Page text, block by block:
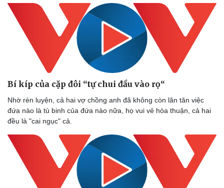
Văn hóa
Sân khấu - Điện ảnh
Văn học
Âm nhạc
Di sản
Nghệ sĩ
Thời trang
Sao Việt
Bí kíp của cặp đôi “tự chui đầu vào rọ“
Nhờ rèn luyện, cả hai vợ chồng anh đã không còn lăn tăn việc
đứa nào là tù binh của đứa nào nữa, họ vui vẻ hòa thuận, cả hai
đều là "cai ngục" cả.